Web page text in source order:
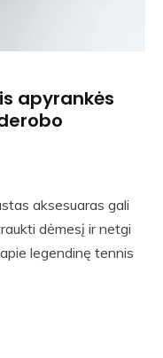
apyrankės
aksesuaras gali
dėmesį ir netgi
legendinę tennis